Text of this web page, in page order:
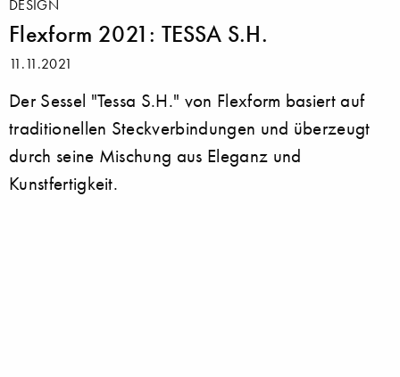
DESIGN
Flexform 2021: TESSA S.H.
11.11.2021
Der Sessel "Tessa S.H." von Flexform basiert auf
traditionellen Steckverbindungen und überzeugt
durch seine Mischung aus Eleganz und
Kunstfertigkeit.